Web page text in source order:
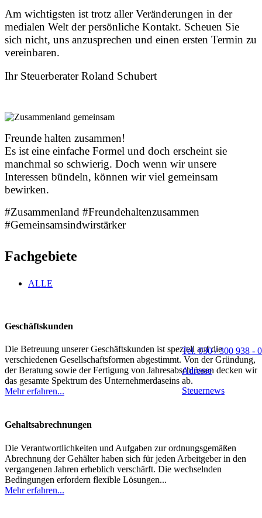
Am wichtigsten ist trotz aller Veränderungen in der
medialen Welt der persönliche Kontakt. Scheuen Sie
sich nicht, uns anzusprechen und einen ersten Termin zu
vereinbaren.
Ihr Steuerberater Roland Schubert
Freunde halten zusammen!
Es ist eine einfache Formel und doch erscheint sie
manchmal so schwierig. Doch wenn wir unsere
Interessen bündeln, können wir viel gemeinsam
bewirken.
#Zusammenland #Freundehaltenzusammen
#Gemeinsamsindwirstärker
Fachgebiete
ALLE
Geschäftskunden
Die Betreuung unserer Geschäftskunden ist speziell auf die
verschiedenen Gesellschaftsformen abgestimmt. Von der Gründung,
der Beratung sowie der Fertigung von Jahresabschlüssen decken wir
das gesamte Spektrum des Unternehmerdaseins ab.
Mehr erfahren...
Gehaltsabrechnungen
Die Verantwortlichkeiten und Aufgaben zur ordnungsgemäßen
Abrechnung der Gehälter haben sich für jeden Arbeitgeber in den
vergangenen Jahren erheblich verschärft. Die wechselnden
Bedingungen erfordern flexible Lösungen...
Mehr erfahren...
Tel. 030 / 300 938 - 0
Adresse
Steuernews